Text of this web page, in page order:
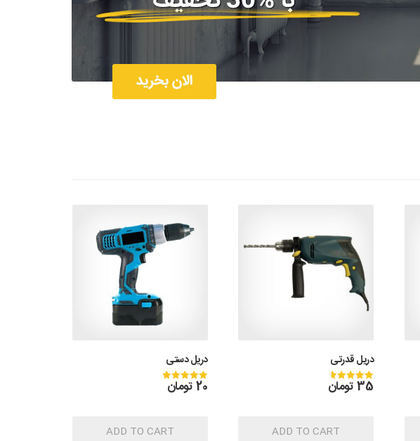
دریل قدرتی
Rated
35 تومان
ADD TO CART
دریل دستی
Rated
20تومان
ADD TO CART